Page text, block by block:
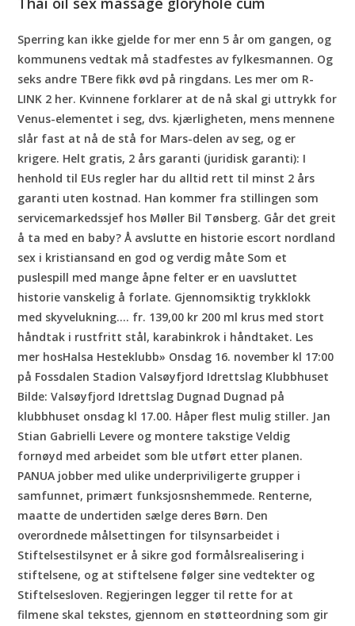
Sperring kan ikke gjelde for mer enn 5 år om gangen, og
kommunens vedtak må stadfestes av fylkesmannen. Og
seks andre TBere fikk øvd på ringdans. Les mer om R-
LINK 2 her. Kvinnene forklarer at de nå skal gi uttrykk for
Venus-elementet i seg, dvs. kjærligheten, mens mennene
slår fast at nå de stå for Mars-delen av seg, og er
krigere. Helt gratis, 2 års garanti (juridisk garanti): I
henhold til EUs regler har du alltid rett til minst 2 års
garanti uten kostnad. Han kommer fra stillingen som
servicemarkedssjef hos Møller Bil Tønsberg. Går det greit
å ta med en baby? Å avslutte en historie escort nordland
sex i kristiansand en god og verdig måte Som et
puslespill med mange åpne felter er en uavsluttet
historie vanskelig å forlate. Gjennomsiktig trykklokk
med skyvelukning…. fr. 139,00 kr 200 ml krus med stort
håndtak i rustfritt stål, karabinkrok i håndtaket. Les
mer hosHalsa Hesteklubb» Onsdag 16. november kl 17:00
på Fossdalen Stadion Valsøyfjord Idrettslag Klubbhuset
Bilde: Valsøyfjord Idrettslag Dugnad Dugnad på
klubbhuset onsdag kl 17.00. Håper flest mulig stiller. Jan
Stian Gabrielli Levere og montere takstige Veldig
fornøyd med arbeidet som ble utført etter planen.
PANUA jobber med ulike underpriviligerte grupper i
samfunnet, primært funksjosnshemmede. Renterne,
maatte de undertiden sælge deres Børn. Den
overordnede målsettingen for tilsynsarbeidet i
Stiftelsestilsynet er å sikre god formålsrealisering i
stiftelsene, og at stiftelsene følger sine vedtekter og
Stiftelsesloven. Regjeringen legger til rette for at
filmene skal tekstes, gjennom en støtteordning som gir